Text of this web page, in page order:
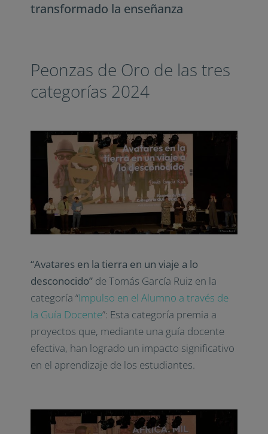
transformado la enseñanza
Peonzas de Oro de las tres
categorías 2024
“Avatares en la tierra en un viaje a lo
desconocido” de Tomás García Ruiz en la
categoría “Impulso en el Alumno a través de
la Guía Docente”: Esta categoría premia a
proyectos que, mediante una guía docente
efectiva, han logrado un impacto significativo
en el aprendizaje de los estudiantes.